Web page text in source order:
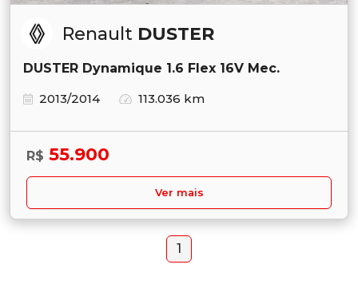
Renault DUSTER
DUSTER Dynamique 1.6 Flex 16V Mec.
2013/2014
113.036 km
R$ 55.900
Ver mais
1